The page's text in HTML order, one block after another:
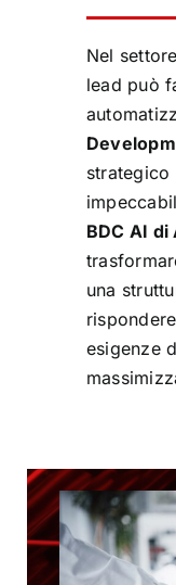
Nel
lead può
strategico
BDC AI di
una
esigenze